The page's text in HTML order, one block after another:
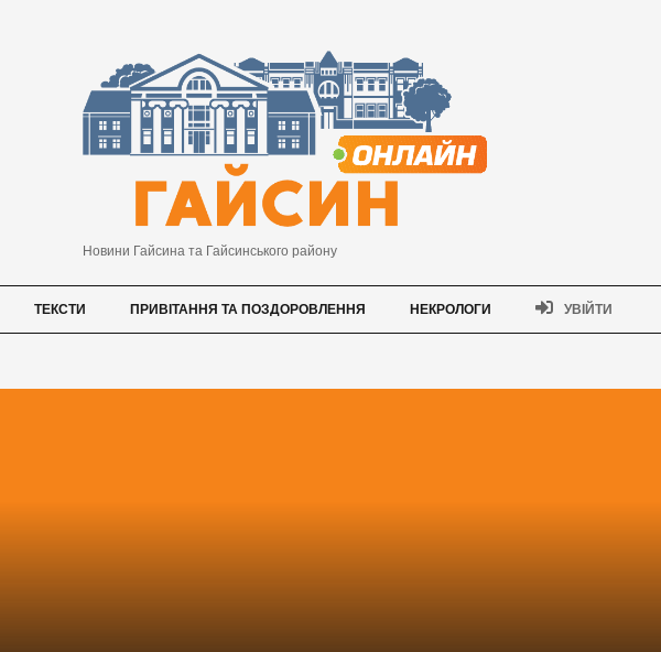
Новини Гайсина та Гайсинського району
ТЕКСТИ ПРИВІТАННЯ ТА ПОЗДОРОВЛЕННЯ НЕКРОЛОГИ УВІЙТИ